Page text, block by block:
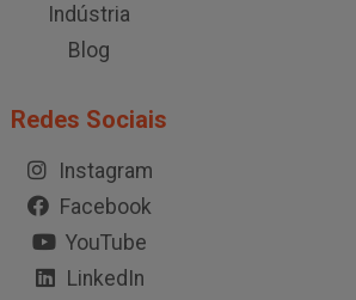
Indústria
Blog
Redes Sociais
Instagram
Facebook
YouTube
LinkedIn